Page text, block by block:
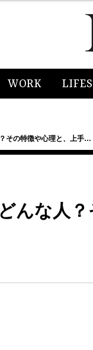
WORK
その特徴や心理と、上手…
んな人